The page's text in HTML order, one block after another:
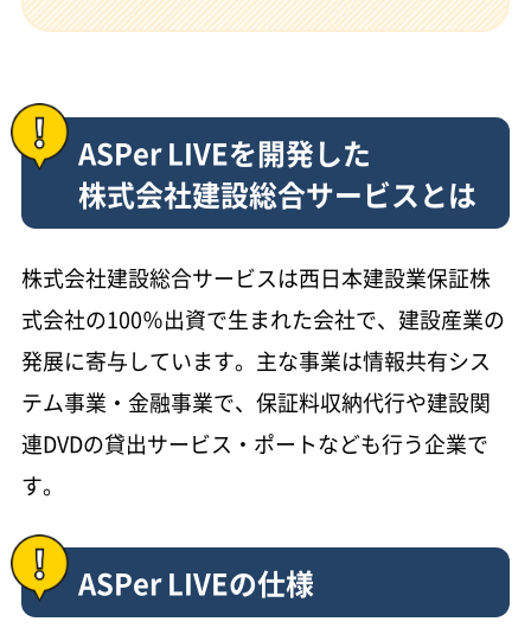
ASPer LIVEを開発した
株式会社建設総合サービスとは
株式会社建設総合サービスは西日本建設業保証株
式会社の100％出資で生まれた会社で、建設産業の
発展に寄与しています。主な事業は情報共有シス
テム事業・金融事業で、保証料収納代行や建設関
連DVDの貸出サービス・ポートなども行う企業で
す。
ASPer LIVEの仕様